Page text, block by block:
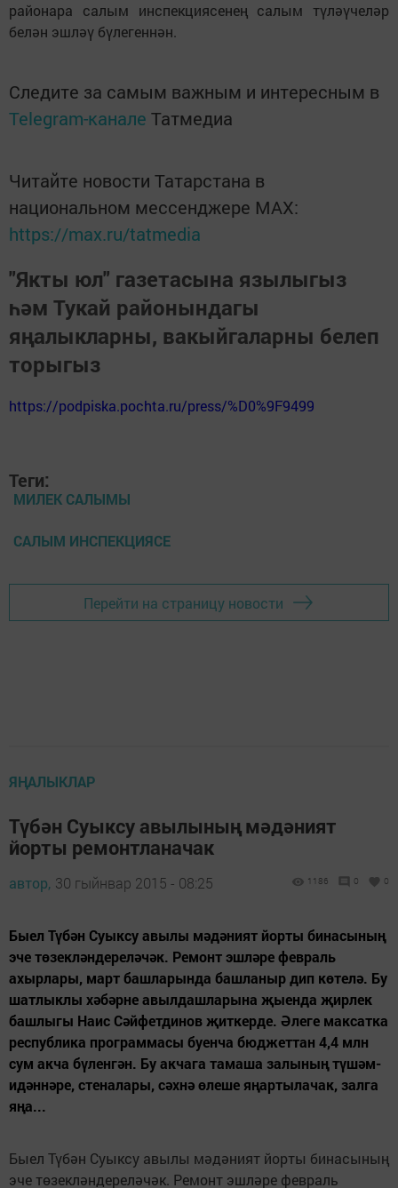
районара салым инспекциясенең салым түләүчеләр
белән эшләү бүлегеннән.
Следите за самым важным и интересным в
Telegram-канале Татмедиа
Читайте новости Татарстана в
национальном мессенджере MАХ:
https://max.ru/tatmedia
"Якты юл" газетасына язылыгыз
һәм Тукай районындагы
яңалыкларны, вакыйгаларны белеп
торыгыз
https://podpiska.pochta.ru/press/%D0%9F9499
Теги:
МИЛЕК САЛЫМЫ
САЛЫМ ИНСПЕКЦИЯСЕ
Перейти на страницу новости
ЯҢАЛЫКЛАР
Түбән Суыксу авылының мәдәният
йорты ремонтланачак
автор, 30 гыйнвар 2015 - 08:25 1186 0 0
Быел Түбән Суыксу авылы мәдәният йорты бинасының
эче төзекләндереләчәк. Ремонт эшләре февраль
ахырлары, март башларында башланыр дип көтелә. Бу
шатлыклы хәбәрне авылдашларына җыенда җирлек
башлыгы Наис Сәйфетдинов җиткерде. Әлеге максатка
республика программасы буенча бюджеттан 4,4 млн
сум акча бүленгән. Бу акчага тамаша залының түшәм-
идәннәре, стеналары, сәхнә өлеше яңартылачак, залга
яңа...
Быел Түбән Суыксу авылы мәдәният йорты бинасының
эче төзекләндереләчәк. Ремонт эшләре февраль